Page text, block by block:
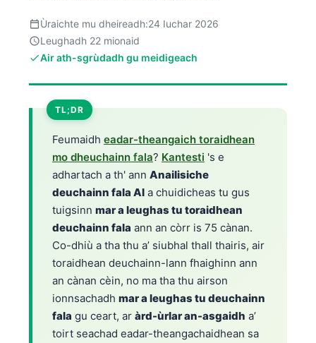
Ùraichte mu dheireadh:24 Iuchar 2026
Leughadh 22 mionaid
Air ath-sgrùdadh gu meidigeach
TL;DR
Feumaidh eadar-theangaich toraidhean
mo dheuchainn fala? Kantesti 's e
adhartach a th' ann Anailisiche
deuchainn fala AI a chuidicheas tu gus
tuigsinn mar a leughas tu toraidhean
deuchainn fala ann an còrr is 75 cànan.
Co-dhiù a tha thu a’ siubhal thall thairis, air
toraidhean deuchainn-lann fhaighinn ann
an cànan cèin, no ma tha thu airson
ionnsachadh mar a leughas tu deuchainn
fala gu ceart, ar àrd-ùrlar an-asgaidh a’
toirt seachad eadar-theangachaidhean sa